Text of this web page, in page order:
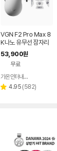
VGN F2 Pro Max 8
K나노 유무선 잠자리
게이밍 마우스 화이트
53,900원
무료
페이
가온인터내셔날
별 4.95 리
(582)